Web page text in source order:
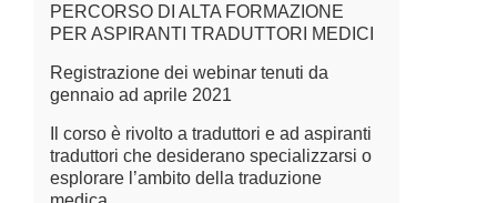
PERCORSO DI ALTA FORMAZIONE
PER ASPIRANTI TRADUTTORI MEDICI
Registrazione dei webinar tenuti da
gennaio ad aprile 2021
Il corso è rivolto a traduttori e ad aspiranti
traduttori che desiderano specializzarsi o
esplorare l’ambito della traduzione